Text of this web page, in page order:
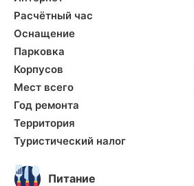
Расчётный час
Оснащение
Парковка
Корпусов
Мест всего
Год ремонта
Территория
Туристический налог
Питание